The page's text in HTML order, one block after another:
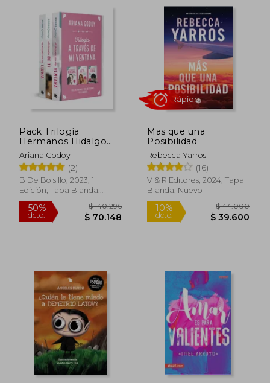
10%
dcto.
$ 42.000
$ 37.800
Rápido
10%
dcto.
Pack Trilogía
Hermanos Hidalgo
(Contiene: A Través
de mi Ventana | a
Través de ti | a Través
de la Lluvia)
Ariana Godoy
(2)
B De Bolsillo, 2023, 1
Edición, Tapa Blanda,
Nuevo
Mas que una
Posibilidad
Rebecca Yarros
(16)
V & R Editores, 2024, Tapa
Blanda, Nuevo